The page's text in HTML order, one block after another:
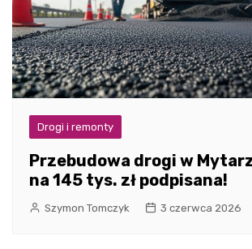
Drogi i remonty
Przebudowa drogi w
na 145 tys. zł podpisana!
Szymon Tomczyk 3 czerwca 2026